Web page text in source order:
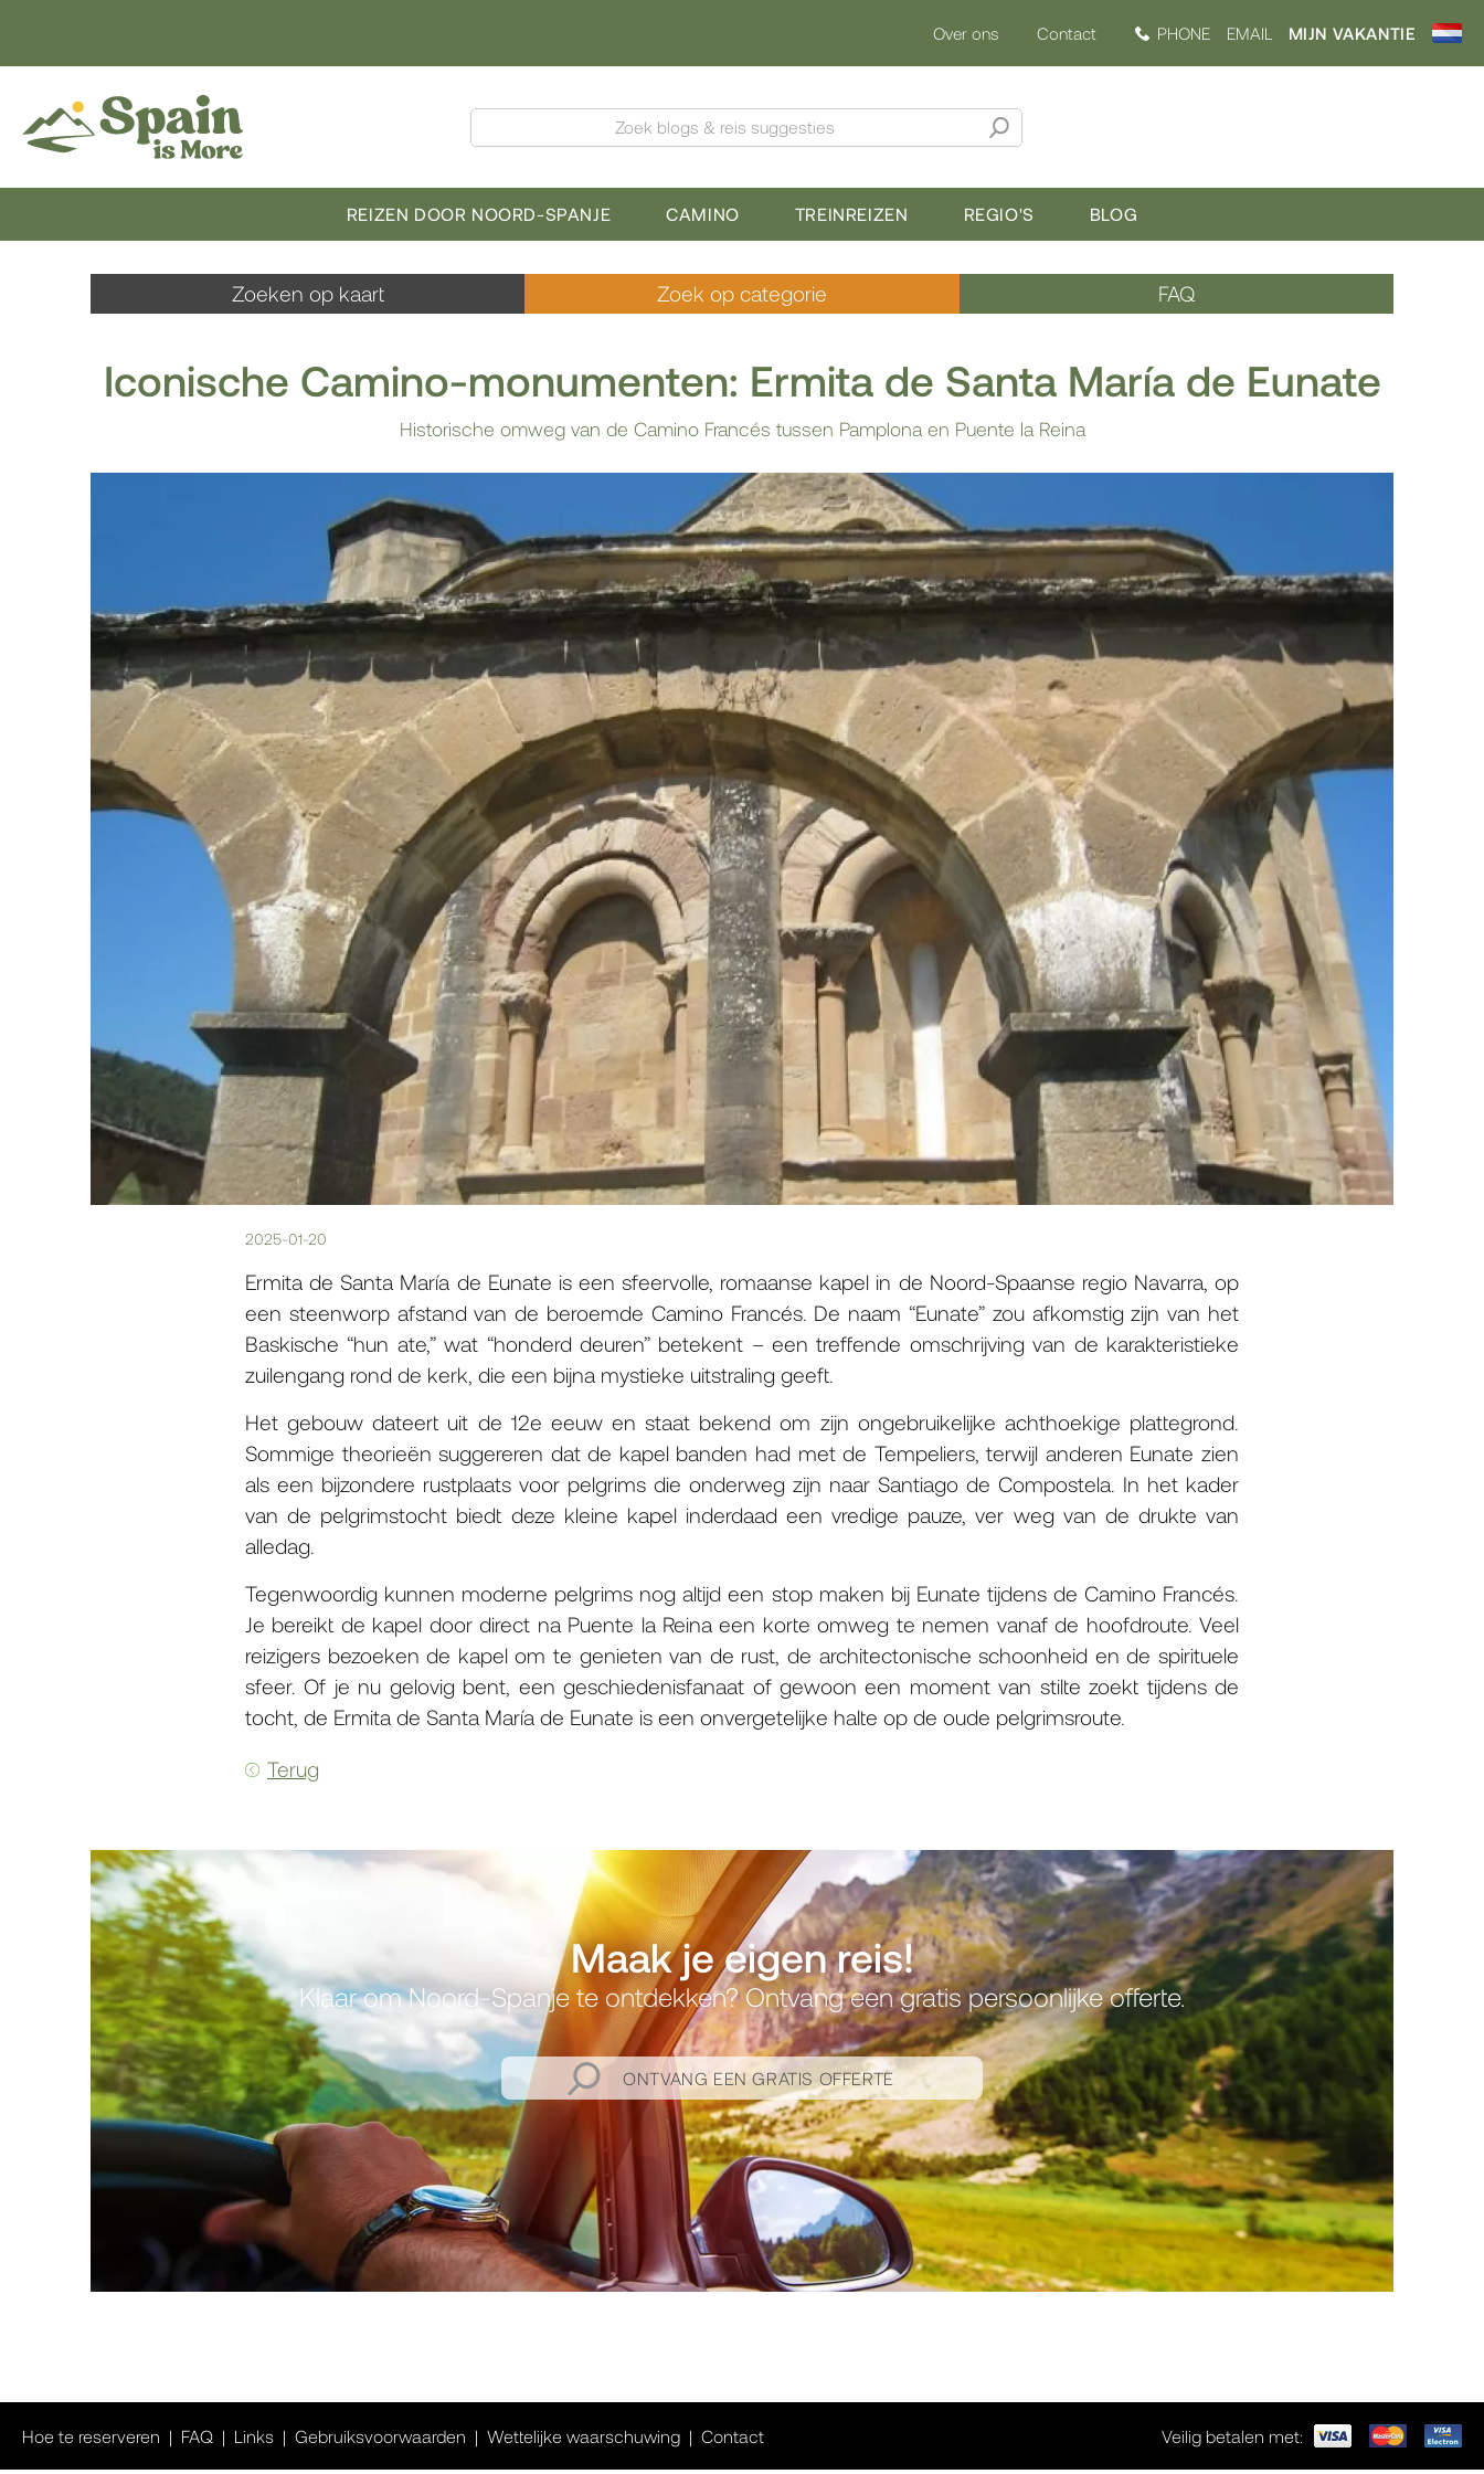
Over ons Contact PHONE EMAIL MIJN VAKANTIE
Zoek blogs & reis suggesties
REIZEN DOOR NOORD-SPANJE CAMINO TREINREIZEN REGIO'S BLOG
Zoeken op kaart Zoek op categorie FAQ
Iconische Camino-monumenten: Ermita de Santa María de Eunate
Historische omweg van de Camino Francés tussen Pamplona en Puente la Reina
2025-01-20
Ermita de Santa María de Eunate is een sfeervolle, romaanse kapel in de Noord-Spaanse regio Navarra, op
een steenworp afstand van de beroemde Camino Francés. De naam “Eunate” zou afkomstig zijn van het
Baskische “hun ate,” wat “honderd deuren” betekent – een treffende omschrijving van de karakteristieke
zuilengang rond de kerk, die een bijna mystieke uitstraling geeft.
Het gebouw dateert uit de 12e eeuw en staat bekend om zijn ongebruikelijke achthoekige plattegrond.
Sommige theorieën suggereren dat de kapel banden had met de Tempeliers, terwijl anderen Eunate zien
als een bijzondere rustplaats voor pelgrims die onderweg zijn naar Santiago de Compostela. In het kader
van de pelgrimstocht biedt deze kleine kapel inderdaad een vredige pauze, ver weg van de drukte van
alledag.
Tegenwoordig kunnen moderne pelgrims nog altijd een stop maken bij Eunate tijdens de Camino Francés.
Je bereikt de kapel door direct na Puente la Reina een korte omweg te nemen vanaf de hoofdroute. Veel
reizigers bezoeken de kapel om te genieten van de rust, de architectonische schoonheid en de spirituele
sfeer. Of je nu gelovig bent, een geschiedenisfanaat of gewoon een moment van stilte zoekt tijdens de
tocht, de Ermita de Santa María de Eunate is een onvergetelijke halte op de oude pelgrimsroute.
Terug
Maak je eigen reis!
Klaar om Noord-Spanje te ontdekken? Ontvang een gratis persoonlijke offerte.
ONTVANG EEN GRATIS OFFERTE
Hoe te reserveren FAQ Links Gebruiksvoorwaarden Wettelijke waarschuwing Contact Veilig betalen met: